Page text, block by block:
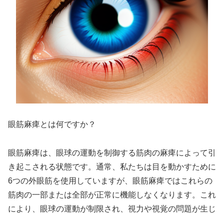
眼筋麻痺とは何ですか？
眼筋麻痺は、眼球の運動を制御する筋肉の麻痺によって引
き起こされる状態です。通常、私たちは目を動かすために
6つの外眼筋を使用していますが、眼筋麻痺ではこれらの
筋肉の一部または全部が正常に機能しなくなります。これ
により、眼球の運動が制限され、視力や視覚の問題が生じ